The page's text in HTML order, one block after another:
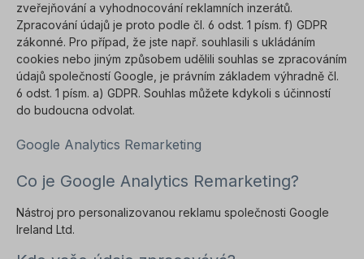
zveřejňování a vyhodnocování reklamních inzerátů.
Zpracování údajů je proto podle čl. 6 odst. 1 písm. f) GDPR
zákonné. Pro případ, že jste např. souhlasili s ukládáním
cookies nebo jiným způsobem udělili souhlas se zpracováním
údajů společností Google, je právním základem výhradně čl.
6 odst. 1 písm. a) GDPR. Souhlas můžete kdykoli s účinností
do budoucna odvolat.
Google Analytics Remarketing
Co je Google Analytics Remarketing?
Nástroj pro personalizovanou reklamu společnosti Google
Ireland Ltd.